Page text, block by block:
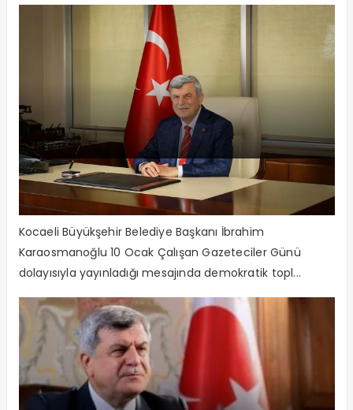
Başkan Çalışan Gazeteciler Gününü
kutladı
Kocaeli Büyükşehir Belediye Başkanı İbrahim
Karaosmanoğlu 10 Ocak Çalışan Gazeteciler Günü
dolayısıyla yayınladığı mesajında demokratik topl...